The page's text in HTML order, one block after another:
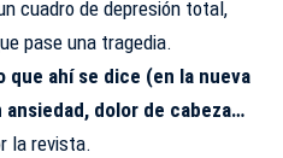
cuadro de depresión total,
pase una tragedia.
que ahí se dice (en la nueva
dolor de cabeza…
la revista.